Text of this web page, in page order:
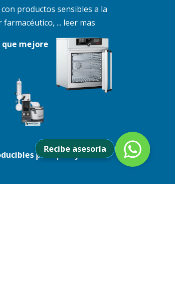
productos sensibles a la
... leer mas
mejore
para pesaje con
Recibe asesoría